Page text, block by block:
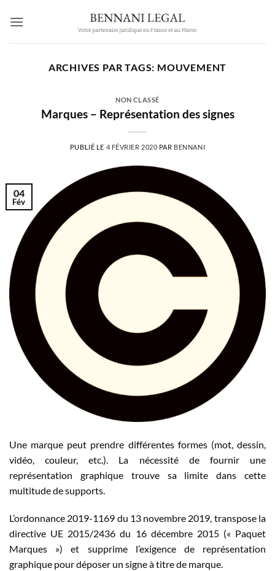
ARCHIVES PAR TAGS: MOUVEMENT
NON CLASSÉ
Marques – Représentation des signes
PUBLIÉ LE 4 FÉVRIER 2020 PAR BENNANI
04
Fév
Une marque peut prendre différentes formes (mot, dessin,
vidéo, couleur, etc.). La nécessité de fournir une
représentation graphique trouve sa limite dans cette
multitude de supports.
L’ordonnance 2019-1169 du 13 novembre 2019, transpose la
directive UE 2015/2436 du 16 décembre 2015 (« Paquet
Marques ») et supprime l’exigence de représentation
graphique pour déposer un signe à titre de marque.